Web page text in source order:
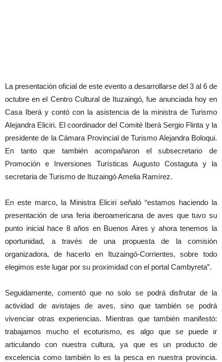
La presentación oficial de este evento a desarrollarse del 3 al 6 de
octubre en el Centro Cultural de Ituzaingó, fue anunciada hoy en
Casa Iberá y contó con la asistencia de la ministra de Turismo
Alejandra Eliciri. El coordinador del Comité Iberá Sergio Flinta y la
presidente de la Cámara Provincial de Turismo Alejandra Boloqui.
En tanto que también acompañaron el subsecretario de
Promoción e Inversiones Turísticas Augusto Costaguta y la
secretaria de Turismo de Ituzaingó Amelia Ramírez.
En este marco, la Ministra Eliciri señaló “estamos haciendo la
presentación de una feria iberoamericana de aves que tuvo su
punto inicial hace 8 años en Buenos Aires y ahora tenemos la
oportunidad, a través de una propuesta de la comisión
organizadora, de hacerlo en Ituzaingó-Corrientes, sobre todo
elegimos este lugar por su proximidad con el portal Cambyreta”.
Seguidamente, comentó que no solo se podrá disfrutar de la
actividad de avistajes de aves, sino que también se podrá
vivenciar otras experiencias. Mientras que también manifestó:
trabajamos mucho el ecoturismo, es algo que se puede ir
articulando con nuestra cultura, ya que es un producto de
excelencia como también lo es la pesca en nuestra provincia.